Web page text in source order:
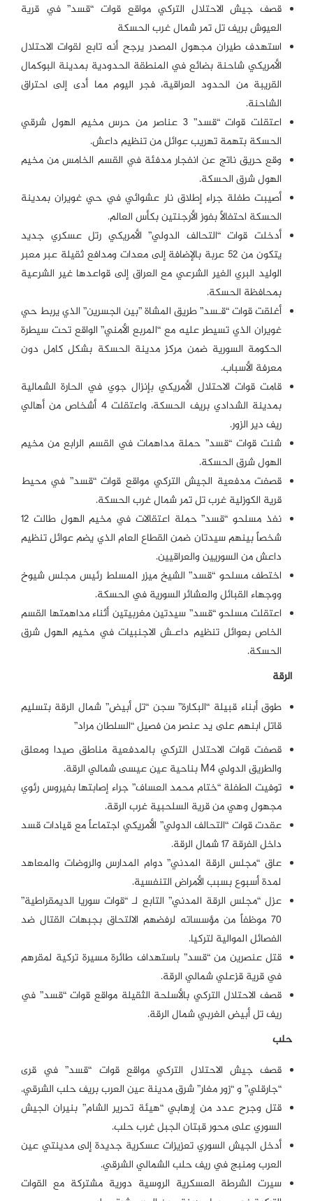
قصف جيش الاحتلال التركي مواقع قوات “قسد” في قرية
العيوش بريف تل تمر شمال غرب الحسكة
استهدف طيران مجهول المصدر يرجح أنه تابع لقوات الاحتلال
الأمريكي شاحنة بضائع في المنطقة الحدودية بمدينة البوكمال
القريبة من الحدود العراقية، فجر اليوم مما أدى إلى احتراق
الشاحنة.
اعتقلت قوات “قسد” 3 عناصر من حرس مخيم الهول شرقي
الحسكة بتهمة تهريب عوائل من تنظيم داعش.
وقع حريق ناتج عن انفجار مدفئة في القسم الخامس من مخيم
الهول شرق الحسكة.
أصيبت طفلة جراء إطلاق نار عشوائي في حي غويران بمدينة
الحسكة احتفالاً بفوز الأرجنتين بكأس العالم.
أدخلت قوات “التحالف الدولي” الأمريكي رتل عسكري جديد
يتكون من 52 عربة بالإضافة إلى معدات ومدافع ثقيلة عبر معبر
الوليد البري الغير الشرعي مع العراق إلى قواعدها غير الشرعية
بمحافظة الحسكة.
أغلقت قوات “قـسد” طريق المشاة ”بين الجسرين” الذي يربط حي
غويران الذي تسيطر عليه مع “المربع الأمني” الواقع تحت سيطرة
الحكومة السورية ضمن مركز مدينة الحسكة بشكل كامل دون
معرفة الأسباب.
قامت قوات الاحتلال الأمريكي بإنزال جوي في الحارة الشمالية
بمدينة الشدادي بريف الحسكة، واعتقلت ٤ أشخاص من أهالي
ريف دير الزور.
شنت قوات “قسد” حملة مداهمات في القسم الرابع من مخيم
الهول شرق الحسكة.
قصفت مدفعية الجيش التركي مواقع قوات “قسد” في محيط
قرية الكوزلية غرب تل تمر شمال غرب الحسكة.
نفذ مسلحو “قسد” حملة اعتقالات في مخيم الهول طالت 12
شخصاً بينهم سيدتان ضمن القطاع العام الذي يضم عوائل تنظيم
داعش من السوريين والعراقيين.
اختطف مسلحو “قسد” الشيخ ميزر المسلط رئيس مجلس شيوخ
ووجهاء القبائل والعشائر السورية في الحسكة.
اعتقلت مسلحو “قسد” سيدتين مغربيتين أثناء مداهمتها القسم
الخاص بعوائل تنظيم داعـش الاجنبيات في مخيم الهول شرق
الحسكة.
الرقة
طوق أبناء قبيلة “البكارة” سجن “تل أبيض” شمال الرقة بتسليم
قاتل ابنهم على يد عنصر من فصيل “السلطان مراد”
قصفت قوات الاحتلال التركي بالمدفعية مناطق صيدا ومعلق
والطريق الدولي M4 بناحية عين عيسى شمالي الرقة.
توفيت الطفلة “ختام محمد العساف” جراء إصابتها بفيروس رئوي
مجهول وهي من قرية السلحبية غرب الرقة.
عقدت قوات “التحالف الدولي” الأمريكي اجتماعاً مع قيادات قسد
داخل الفرقة 17 شمال الرقة.
عاق “مجلس الرقة المدني” دوام المدارس والروضات والمعاهد
لمدة أسبوع بسبب الأمراض التنفسية.
عزل “مجلس الرقة المدني” التابع لـ “قوات سوريا الديمقراطية”
70 موظفاً من مؤسساته لرفضهم الالتحاق بجبهات القتال ضد
الفصائل الموالية لتركيا.
قتل عنصرين من “قسد” باستهداف طائرة مسيرة تركية لمقرهم
في قرية قزعلي شمالي الرقة.
قصف الاحتلال التركي بالأسلحة الثقيلة مواقع قوات “قسد” في
ريف تل أبيض الغربي شمال الرقة.
حلب
قصف جيش الاحتلال التركي مواقع قوات “قسد” في قرى
“جارقلي” و “زور مغار” شرق مدينة عين العرب بريف حلب الشرقي.
قتل وجرح عدد من إرهابي “هيئة تحرير الشام” بنيران الجيش
السوري على محور قبتان الجبل غرب حلب.
أدخل الجيش السوري تعزيزات عسكرية جديدة إلى مدينتي عين
العرب ومنبج في ريف حلب الشمالي الشرقي.
سيرت الشرطة العسكرية الروسية دورية مشتركة مع القوات